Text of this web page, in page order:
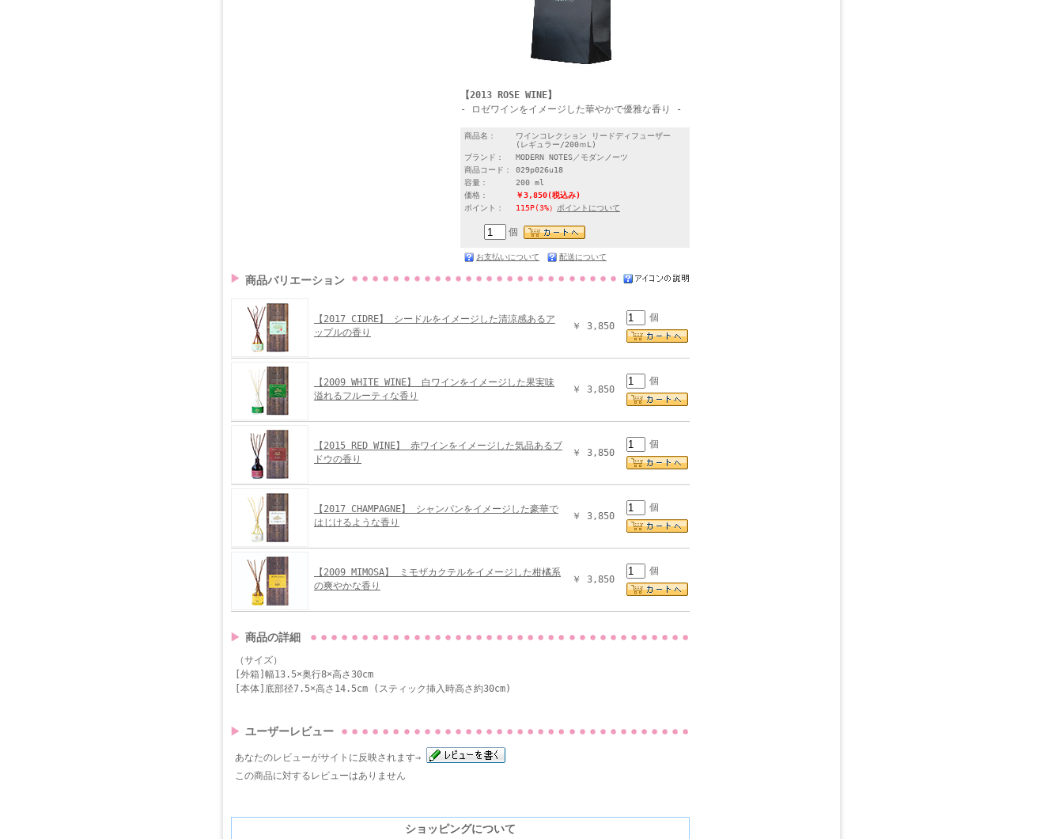
【2013 ROSE WINE】
- ロゼワインをイメージした華やかで優雅な香り -
商品名：
ワインコレクション リードディフューザー
(レギュラー/200ｍL)
ブランド：
MODERN NOTES／モダンノーツ
商品コード：
029p026u18
容量：
200 ml
価格：
￥3,850(税込み)
ポイント：
115P(3%） ポイントについて
個
お支払いについて 配送について
商品バリエーション
【2017 CIDRE】 シードルをイメージした清涼感あるア
ップルの香り
￥ 3,850
個
【2009 WHITE WINE】 白ワインをイメージした果実味
溢れるフルーティな香り
￥ 3,850
個
【2015 RED WINE】 赤ワインをイメージした気品あるブ
ドウの香り
￥ 3,850
個
【2017 CHAMPAGNE】 シャンパンをイメージした豪華で
はじけるような香り
￥ 3,850
個
【2009 MIMOSA】 ミモザカクテルをイメージした柑橘系
の爽やかな香り
￥ 3,850
個
商品の詳細
（サイズ）
[外箱]幅13.5×奥行8×高さ30cm
[本体]底部径7.5×高さ14.5cm (スティック挿入時高さ約30cm)
ユーザーレビュー
あなたのレビューがサイトに反映されます⇒
この商品に対するレビューはありません
ショッピングについて